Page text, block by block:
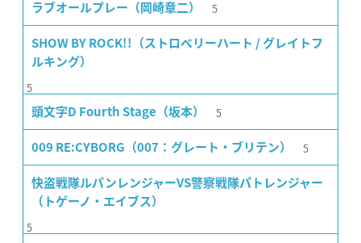
ラブオールプレー（岡崎章二） 5
SHOW BY ROCK!!（ストロベリーハート / グレイトフ
ルキング）
5
頭文字D Fourth Stage（坂本） 5
009 RE:CYBORG（007：グレート・ブリテン） 5
快盗戦隊ルパンレンジャーVS警察戦隊パトレンジャー
（トゲーノ・エイブス）
5